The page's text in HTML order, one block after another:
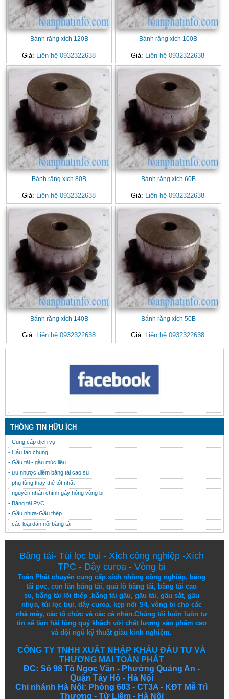
Bánh răng xích 120B
Giá: Liên hệ 0932322638
Bánh răng xích 100B
Giá: Liên hệ 0932322638
Bánh răng xích 80B
Giá: Liên hệ 0932322638
Bánh răng xích 60B
Giá: Liên hệ 0932322638
Bánh răng xích 140B
Giá: Liên hệ 0932322638
Bánh răng xích 50B
Giá: Liên hệ 0932322638
THÔNG TIN HỮU ÍCH
- Cung cấp dịch vụ
- Cấu tạo chung
- Gầu tải - gầu múc liệu
- ưu nhược điểm băng tải cao su
- phụ tùng thay thế tốt nhất
- nguyên nhân chính gây hỏng vòng bi
- Băng tải PVC
- Gầu nhưa-Gầu thép
- các loại dán nối băng tải
Băng tải- Túi lọc bụi - Xích công nghiệp-Xích
TPC - Dây curoa - Vòng bi
Toàn Phát chuyên cung cấp xích nhông công nghiệp, băng
tải pvc,con lăn băng tải,quả lô băng tải, băng tải cao
su, băng tải lõi thép, băng tải gầu, gầu tải, gầu sắt, gầu
nhựa, túi lọc bụi, dây curoa, kẹp nối S4, vòng bi cho các
nhà máy, các tổ chức và các cá nhân.Chúng tôi luôn luôn tự
tin sẽ làm hài lòng quý khách với chất lượng sảnphẩm cao
và đội ngũ kỹ thuật giàu kinh nghiệm.
CÔNG TY TNHH XUẤT NHẬP KHẨU ĐẦU TƯ VÀ
THƯƠNG MẠI TOÀN PHÁT
ĐC: Số 98 Tô Ngọc Vân - Phường Quảng An -
Quận Tây Hồ - Hà Nội
Chi nhánh Hà Nội: Phòng 603 - CT3A - KĐT Mễ Trì
Thượng - Từ Liêm - Hà Nội